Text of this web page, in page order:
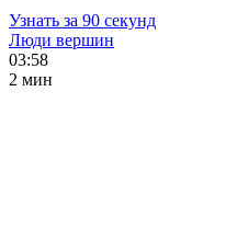
Узнать за 90 секунд
Люди вершин
03:58
2 мин